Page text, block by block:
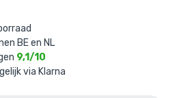
BE en NL
9,1/10
via Klarna
/ stuk